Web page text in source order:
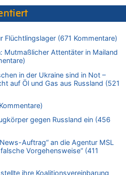
Sommer ist jetzt amtlich
zu
in NRW so niedrig wie noch nie
in NRW so niedrig wie noch nie
NRW so niedrig wie noch nie
zu
Sommer ist jetzt amtlich
zu
Mekka des Pferdesports –
zu
NRW so niedrig wie noch nie
11 zu
Flüchtlingslager (671 Kommentare)
Mutmaßlicher Attentäter in Mailand
in der Ukraine sind in Not –
auf Öl und Gas aus Russland (521
gegen Russland ein (456
Auftrag“ an die Agentur MSL
Vorgehensweise“ (411
ihre Koalitionsvereinbarung